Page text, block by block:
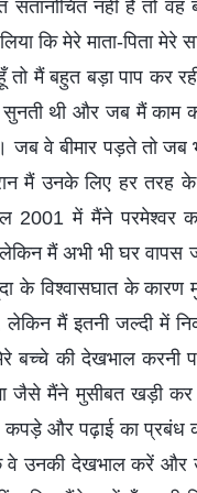
संतानोचित नहीं है तो वह
कि मेरे माता-पिता
मैं बहुत बड़ा पाप कर
सुनती थी और जब मैं
जब वे बीमार पड़ते तो जब
मैं उनके लिए हर तरह के
2001 में मैंने परमेश्वर
मैं अभी भी घर वापस
विश्वासघात के कारण
मैं इतनी जल्दी में
बच्चे की देखभाल करनी
जैसे मैंने मुसीबत खड़ी कर
कपड़े और पढ़ाई का प्रबंध
वे उनकी देखभाल करें